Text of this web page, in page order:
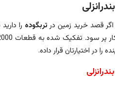
قصد خرید زمین درتربگوده
معتبر سند زمینی دارای ارزش افزوده بالا با موقعیت دسترسی عالی
در اختیارتان قرار داده.